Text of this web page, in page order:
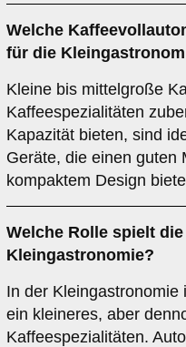
Welche
für die
Kleine bis mittelgroße
Kaffeespezialitäten
Kapazität bieten, sind
Geräte, die einen guten
kompaktem Design
Welche Rolle spielt
Kleingastronomie?
In der
ein kleineres, aber
Kaffeespezialitäten.